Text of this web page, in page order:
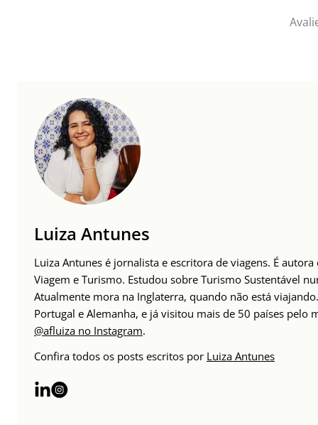
Luiza Antunes
Luiza Antunes é jornalista e escritora de viagens. É
Viagem e Turismo. Estudou sobre Turismo Sustentável
Atualmente mora na Inglaterra, quando não está
Portugal e Alemanha, e já visitou mais de 50 países pelo
@afluiza no Instagram.
Confira todos os posts escritos por Luiza Antunes